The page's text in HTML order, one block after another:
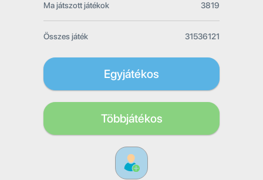
Ma játszott játékok 3819
Összes játék 31536121
Egyjátékos
Többjátékos